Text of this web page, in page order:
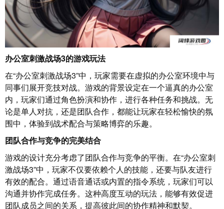
办公室刺激战场3的游戏玩法
在“办公室刺激战场3”中，玩家需要在虚拟的办公室环境中与
同事们展开竞技对战。游戏的背景设定在一个逼真的办公室
内，玩家们通过角色扮演和协作，进行各种任务和挑战。无
论是单人对抗，还是团队合作，都能让玩家在轻松愉快的氛
围中，体验到战术配合与策略博弈的乐趣。
团队合作与竞争的完美结合
游戏的设计充分考虑了团队合作与竞争的平衡。在“办公室刺
激战场3”中，玩家不仅要依赖个人的技能，还要与队友进行
有效的配合。通过语音通话或内置的指令系统，玩家们可以
沟通并协作完成任务。这种高度互动的玩法，能够有效促进
团队成员之间的关系，提高彼此间的协作精神和默契。